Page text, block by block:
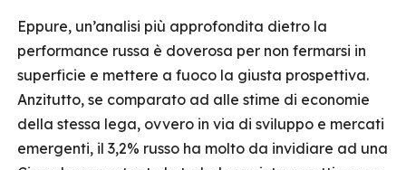
Eppure, un’analisi più approfondita dietro la
performance russa è doverosa per non fermarsi in
superficie e mettere a fuoco la giusta prospettiva.
Anzitutto, se comparato ad alle stime di economie
della stessa lega, ovvero in via di sviluppo e mercati
emergenti, il 3,2% russo ha molto da invidiare ad una